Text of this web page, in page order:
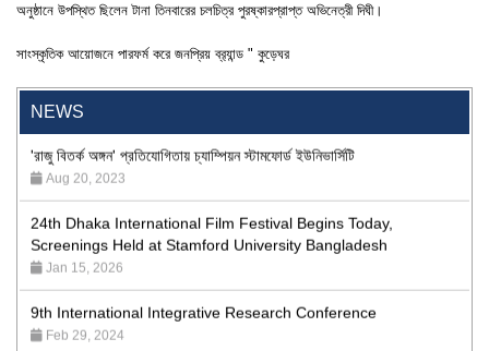
NEWS
Program
Aug 20, 2023
Screenings Held at Stamford University Bangladesh
Jan 15, 2026
Feb 29, 2024
অনুষ্ঠানে উপস্থিত ছিলেন টানা তিনবারের চলচিত্র পুরষ্কারপ্রাপ্ত অভিনেত্রী দিঘী।
সাংস্কৃতিক আয়োজনে পারফর্ম করে জনপ্রিয় ব্র‍্যান্ড " কুড়েঘর